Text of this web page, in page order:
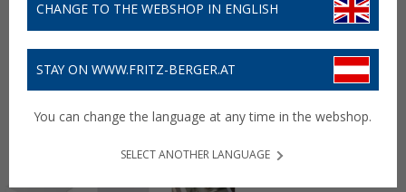
CHANGE TO THE WEBSHOP IN ENGLISH
STAY ON WWW.FRITZ-BERGER.AT
You can change the language at any time in the webshop.
SELECT ANOTHER LANGUAGE